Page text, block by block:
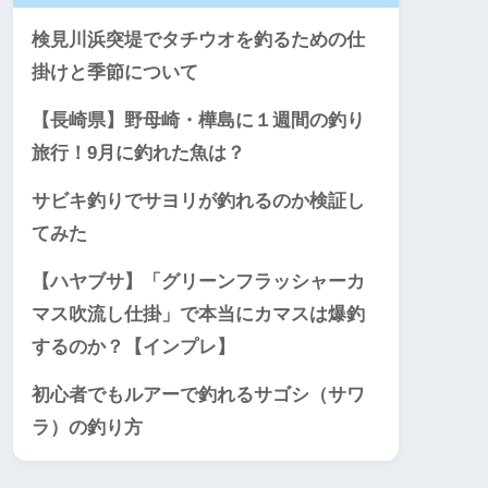
検見川浜突堤でタチウオを釣るための仕
掛けと季節について
【長崎県】野母崎・樺島に１週間の釣り
旅行！9月に釣れた魚は？
サビキ釣りでサヨリが釣れるのか検証し
てみた
【ハヤブサ】「グリーンフラッシャーカ
マス吹流し仕掛」で本当にカマスは爆釣
するのか？【インプレ】
初心者でもルアーで釣れるサゴシ（サワ
ラ）の釣り方